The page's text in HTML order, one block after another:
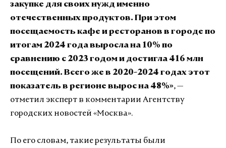
закупке для своих нужд именно
отечественных продуктов. При этом
посещаемость кафе и ресторанов в городе по
итогам 2024 года выросла на 10% по
сравнению с 2023 годом и достигла 416 млн
посещений. Всего же в 2020-2024 годах этот
показатель в регионе вырос на 48%», —
отметил эксперт в комментарии Агентству
городских новостей «Москва».
По его словам, такие результаты были